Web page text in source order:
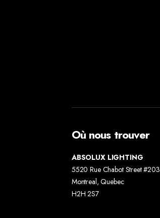
Où nous trouver
ABSOLUX LIGHTING
5520 Rue Chabot Street #203
Montreal, Quebec
H2H 2S7